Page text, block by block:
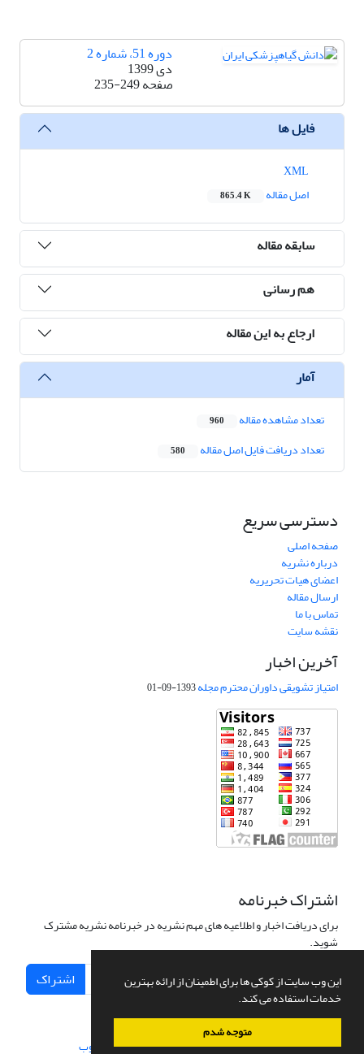
این وب سایت از کوکی ها برای اطمینان از ارائه بهترین
خدمات استفاده می کند.
متوجه شدم
دوره 51، شماره 2
دی 1399
صفحه235-249
فایل ها
اصل مقاله
865.4 K
سابقه مقاله
هم رسانی
ارجاع به این مقاله
آمار
تعداد مشاهده مقاله 960
تعداد دریافت فایل اصل مقاله 580
دسترسی سریع
صفحه اصلی
درباره نشریه
اعضای هیات تحریریه
ارسال مقاله
تماس با ما
نقشه سایت
آخرین اخبار
امتیاز تشویقی داوران محترم مجله1393-09-01
اشتراک خبرنامه
برای دریافت اخبار و اطلاعیه های مهم نشریه در خبرنامه نشریه مشترک
شوید.
اشتراک
سامانه مدیریت نشریات علمی.طراحی و پیاده سازی از سیناوب